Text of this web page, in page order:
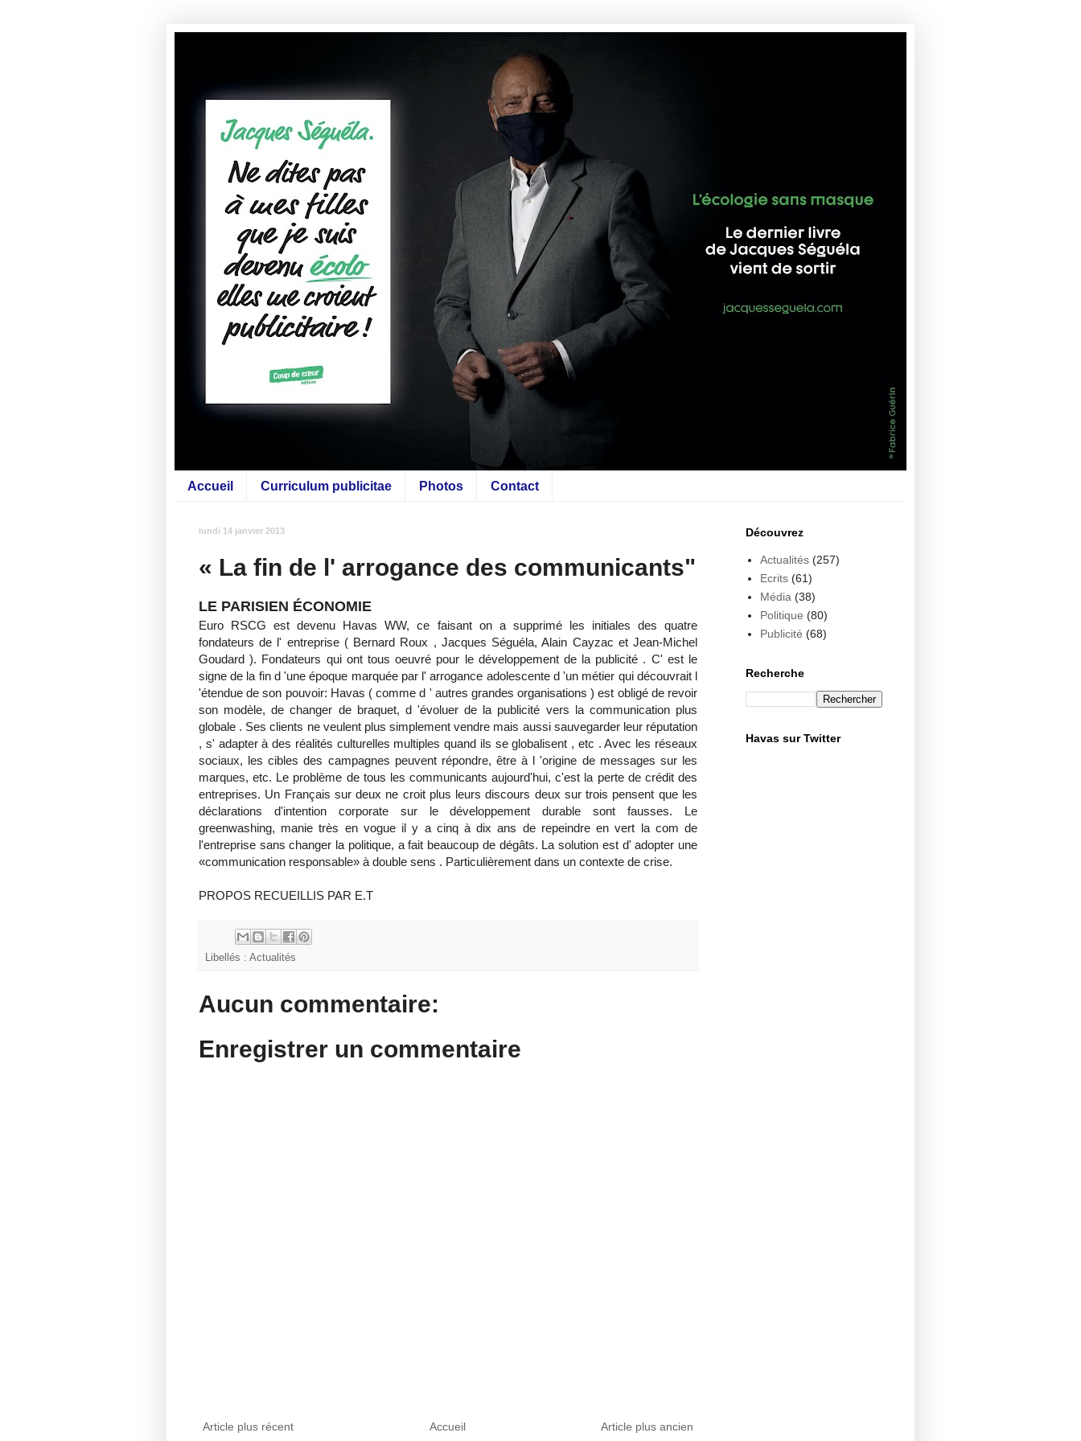
Accueil Curriculum publicitae Photos Contact
lundi 14 janvier 2013
« La fin de l' arrogance des communicants"
LE PARISIEN ÉCONOMIE
Euro RSCG est devenu Havas WW, ce faisant on a supprimé les initiales des quatre
fondateurs de l' entreprise ( Bernard Roux , Jacques Séguéla, Alain Cayzac et Jean-Michel
Goudard ). Fondateurs qui ont tous oeuvré pour le développement de la publicité . C' est le
signe de la fin d 'une époque marquée par l' arrogance adolescente d 'un métier qui découvrait l
'étendue de son pouvoir: Havas ( comme d ' autres grandes organisations ) est obligé de revoir
son modèle, de changer de braquet, d 'évoluer de la publicité vers la communication plus
globale . Ses clients ne veulent plus simplement vendre mais aussi sauvegarder leur réputation
, s' adapter à des réalités culturelles multiples quand ils se globalisent , etc . Avec les réseaux
sociaux, les cibles des campagnes peuvent répondre, être à l 'origine de messages sur les
marques, etc. Le problème de tous les communicants aujourd'hui, c'est la perte de crédit des
entreprises. Un Français sur deux ne croit plus leurs discours deux sur trois pensent que les
déclarations d'intention corporate sur le développement durable sont fausses. Le
greenwashing, manie très en vogue il y a cinq à dix ans de repeindre en vert la com de
l'entreprise sans changer la politique, a fait beaucoup de dégâts. La solution est d' adopter une
«communication responsable» à double sens . Particulièrement dans un contexte de crise.
PROPOS RECUEILLIS PAR E.T
Libellés : Actualités
Aucun commentaire:
Enregistrer un commentaire
Article plus récent Article plus ancien
Accueil
Découvrez
Actualités (257)
Ecrits (61)
Média (38)
Politique (80)
Publicité (68)
Recherche
Havas sur Twitter